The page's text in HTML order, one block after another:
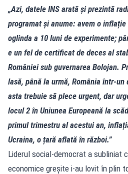
„Azi, datele INS arată și prezintă
programat și anume: avem o
oglinda a 10 luni de experimente;
e un fel de certificat de deces al
României sub guvernarea Bolojan.
lasă, până la urmă, România într-
asta trebuie să plece urgent, dar
locul 2 în Uniunea Europeană la
primul trimestru al acestui an,
Ucraina, o țară aflată în război.”
Liderul social-democrat a subliniat
economice greșite i-au lovit în plin